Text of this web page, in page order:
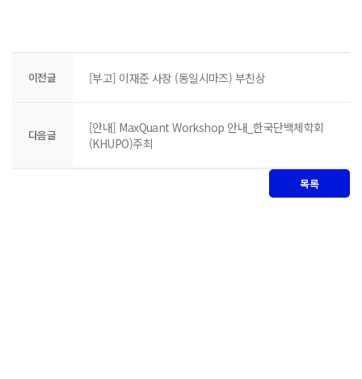
이전글 [부고] 이재준 사장 (동일시마즈) 부친상
다음글
[안내] MaxQuant Workshop 안내_한국단백체학회
(KHUPO)주최
목록